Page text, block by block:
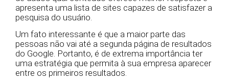
apresenta uma lista de sites capazes de satisfazer a
pesquisa do usuário.
Um fato interessante é que a maior parte das
pessoas não vai até a segunda página de resultados
do Google. Portanto, é de extrema importância ter
uma estratégia que permita à sua empresa aparecer
entre os primeiros resultados.